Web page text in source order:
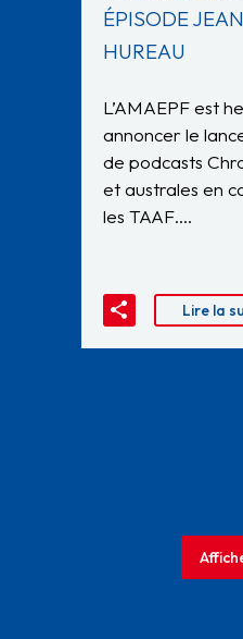
ÉPISODE
HUREAU
L’AMAEPF est
annoncer le
de podcasts
et australes en
les TAAF….
Lire la